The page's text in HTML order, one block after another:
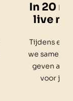
In 20
live
Tijdens een
we samen
geven
voor je.